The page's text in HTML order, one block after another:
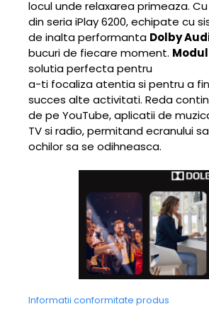
locul unde relaxarea primeaza.
din seria iPlay 6200, echipate cu
de inalta performanta Dolby
bucuri de fiecare moment.
solutia perfecta pentru
a-ti focaliza atentia si pentru a
succes alte activitati. Reda
de pe YouTube, aplicatii de
TV si radio, permitand ecranului
ochilor sa se odihneasca.
Informatii conformitate produs